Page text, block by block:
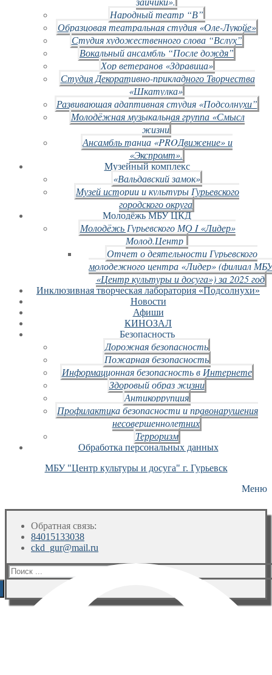
Народный театр “В”
Образцовая театральная студия «Оле-Лукойе»
Студия художественного слова “Вслух”
Вокальный ансамбль “После дождя”
Хор ветеранов «Здравица»
Студия Декоративно-прикладного Творчества
«Шкатулка»
Развивающая адаптивная студия «Подсолнухи”
Молодёжная музыкальная группа «Смысл
жизни
Ансамбль танца «PROДвижение» и
«Экспромт».
Музейный комплекс
«Вальдавский замок»
Музей истории и культуры Гурьевского
городского округа
Молодёжь МБУ ЦКД
Молодёжь Гурьевского МО I «Лидер»
Молод.Центр
Отчет о деятельности Гурьевского
молодежного центра «Лидер» (филиал
«Центр культуры и досуга») за 2025 год
Инклюзивная творческая лаборатория «Подсолнухи»
Новости
Афиши
КИНОЗАЛ
Безопасность
Дорожная безопасность
Пожарная безопасность
Информационная безопасность в Интернете
Здоровый образ жизни
Антикоррупция
Профилактика безопасности и правонарушения
несовершеннолетних
Терроризм
Обработка персональных данных
МБУ "Центр культуры и досуга" г. Гурьевск
Меню
Обратная связь:
84015133038
ckd_gur@mail.ru
Искать: